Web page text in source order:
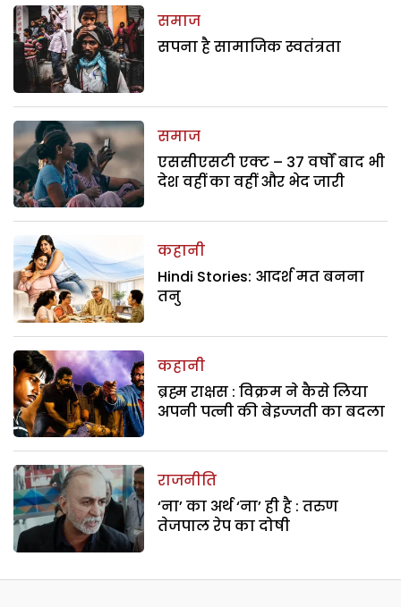
समाज
सपना है सामाजिक स्वतंत्रता
समाज
एससीएसटी एक्ट – 37 वर्षों बाद भी
देश वहीं का वहीं और भेद जारी
कहानी
Hindi Stories: आदर्श मत बनना
तनु
कहानी
ब्रह्म राक्षस : विक्रम ने कैसे लिया
अपनी पत्नी की बेइज्जती का बदला
राजनीति
‘ना’ का अर्थ ‘ना’ ही है : तरुण
तेजपाल रेप का दोषी